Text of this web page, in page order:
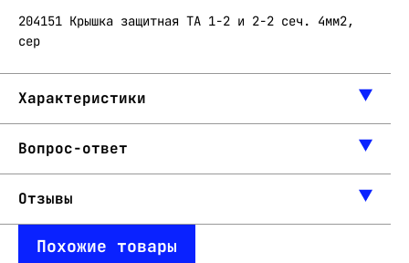
204151 Крышка защитная ТА 1-2 и 2-2 сеч. 4мм2,
сер
Характеристики
Вопрос-ответ
Отзывы
Похожие товары